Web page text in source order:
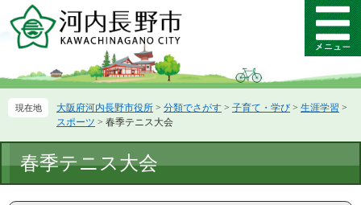
ー
先
ニ
を
て
メ
ニ
ー
大阪府河内長野市役所 > 分類でさがす > 子育て・学び > 生涯学習 >
スポーツ > 春季テニス大会
文
春季テニス大会